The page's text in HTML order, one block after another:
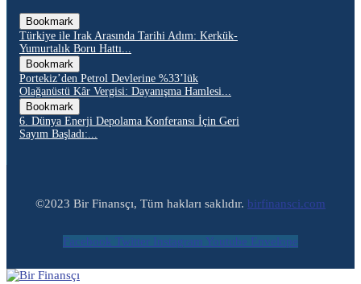
Bookmark
Türkiye ile Irak Arasında Tarihi Adım: Kerkük-
Yumurtalık Boru Hattı...
Bookmark
Portekiz’den Petrol Devlerine %33’lük
Olağanüstü Kâr Vergisi: Dayanışma Hamlesi...
Bookmark
6. Dünya Enerji Depolama Konferansı İçin Geri
Sayım Başladı:...
©2023 Bir Finansçı, Tüm hakları saklıdır. birfinansci.com
Facebook Twitter Instagram Youtube Envelope